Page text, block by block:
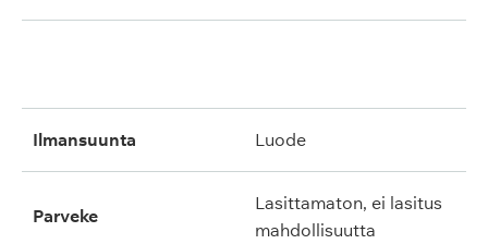
ilmansuunta luode
parveke
lasittamaton, ei lasitus
mahdollisuutta